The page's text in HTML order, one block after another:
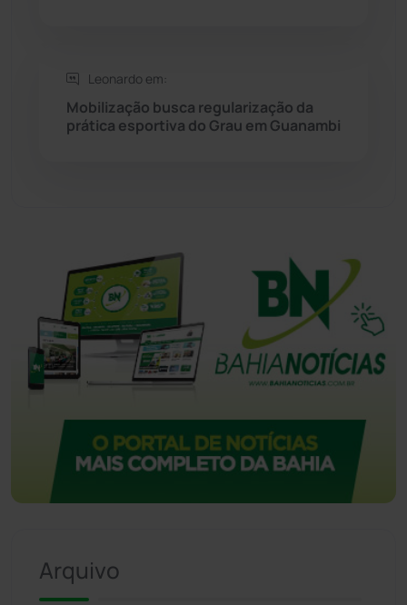
Leonardo em:
Mobilização busca regularização da
prática esportiva do Grau em Guanambi
Arquivo